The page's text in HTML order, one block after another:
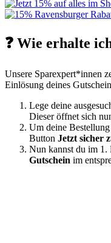
❓ Wie erhalte
Unsere Sparexpert*innen
Einlösung deines
Lege deine
Dieser öffnet sich
Um deine
Button Jetzt sicher
Nun kannst du im 1.
Gutschein im